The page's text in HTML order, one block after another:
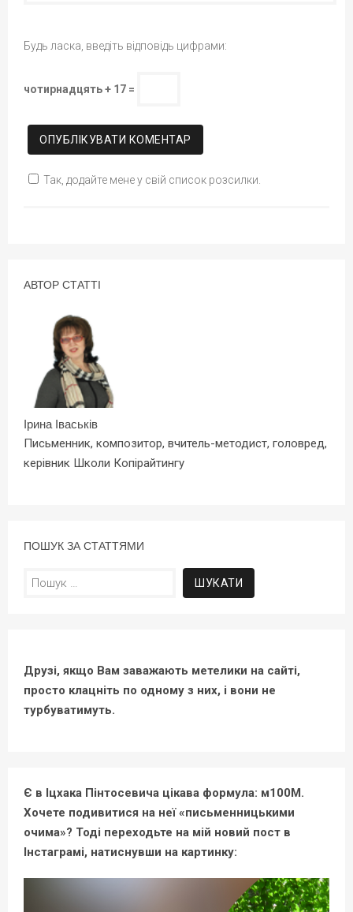
Будь ласка, введіть відповідь цифрами:
чотирнадцять + 17 =
Так, додайте мене у свій список розсилки.
АВТОР СТАТТІ
Ірина Іваськів
Письменник, композитор, вчитель-методист, головред,
керівник Школи Копірайтингу
ПОШУК ЗА СТАТТЯМИ
Пошук:
Друзі, якщо Вам заважають метелики на сайті,
просто клацніть по одному з них, і вони не
турбуватимуть.
Є в Іцхака Пінтосевича цікава формула: м100М.
Хочете подивитися на неї «письменницькими
очима»? Тоді переходьте на мій новий пост в
Інстаграмі, натиснувши на картинку: